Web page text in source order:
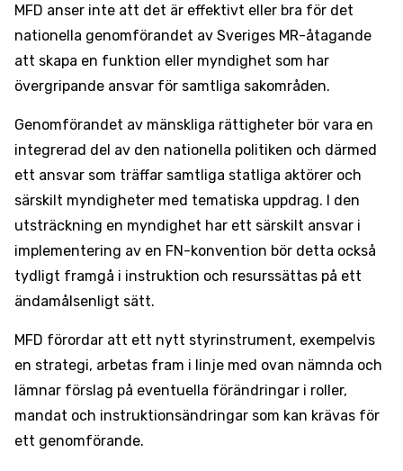
MFD anser inte att det är effektivt eller bra för det
nationella genomförandet av Sveriges MR-åtagande
att skapa en funktion eller myndighet som har
övergripande ansvar för samtliga sakområden.
Genomförandet av mänskliga rättigheter bör vara en
integrerad del av den nationella politiken och därmed
ett ansvar som träffar samtliga statliga aktörer och
särskilt myndigheter med tematiska uppdrag. I den
utsträckning en myndighet har ett särskilt ansvar i
implementering av en FN-konvention bör detta också
tydligt framgå i instruktion och resurssättas på ett
ändamålsenligt sätt.
MFD förordar att ett nytt styrinstrument, exempelvis
en strategi, arbetas fram i linje med ovan nämnda och
lämnar förslag på eventuella förändringar i roller,
mandat och instruktionsändringar som kan krävas för
ett genomförande.